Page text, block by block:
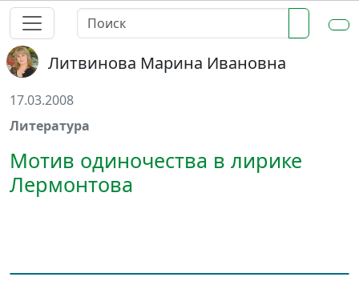
Литвинова Марина Ивановна
17.03.2008
Литература
Мотив одиночества в лирике
Лермонтова